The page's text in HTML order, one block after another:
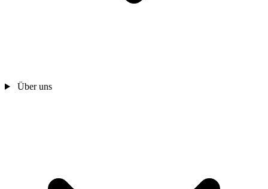
Über uns